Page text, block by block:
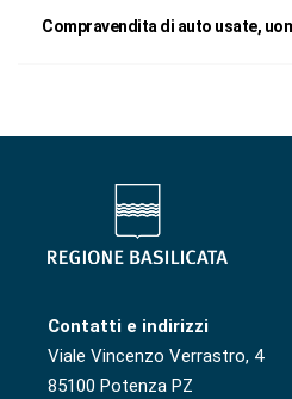
Compravendita di auto usate,
Contatti e indirizzi
Viale Vincenzo Verrastro, 4
85100 Potenza PZ